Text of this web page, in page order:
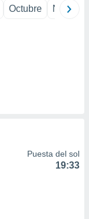
Octubre
Puesta del sol
19:33